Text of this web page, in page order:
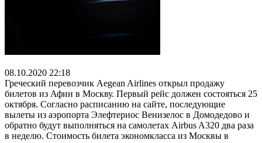
08.10.2020 22:18
Греческий перевозчик Aegean Airlines открыл продажу
билетов из Афин в Москву. Первый рейс должен состояться 25
октября. Согласно расписанию на сайте, последующие
вылеты из аэропорта Элефтериос Венизелос в Домодедово и
обратно будут выполняться на самолетах Airbus A320 два раза
в неделю. Стоимость билета экономкласса из Москвы в